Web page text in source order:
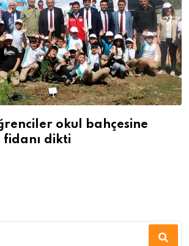
okul bahçesine
fidanı dikti